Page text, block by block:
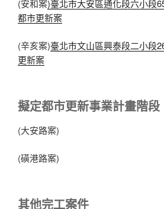
(安和案)臺北市大安區通化段六小段
都市更新案
(辛亥案)臺北市文山區興泰段二小段
更新案
擬定都市更新事業計畫階段
(大安路案)
(磺港路案)
其他完工案件